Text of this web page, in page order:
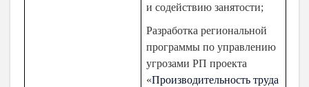
и содействию занятости;
Разработка региональной
программы по управлению
угрозами РП проекта
«Производительность труда